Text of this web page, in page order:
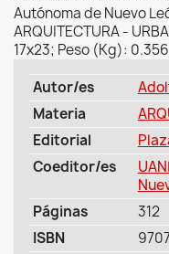
Autónoma de Nuevo
ARQUITECTURA -
17x23; Peso (Kg):
Autor/es
Materia
Editorial
Coeditor/es
Páginas
312
ISBN